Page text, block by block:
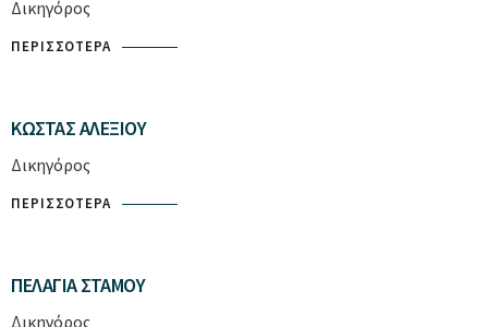
Δικηγόρος
ΠΕΡΙΣΣΌΤΕΡΑ
ΚΏΣΤΑΣ ΑΛΕΞΊΟΥ
Δικηγόρος
ΠΕΡΙΣΣΌΤΕΡΑ
ΠΕΛΑΓΊΑ ΣΤΆΜΟΥ
Δικηγόρος